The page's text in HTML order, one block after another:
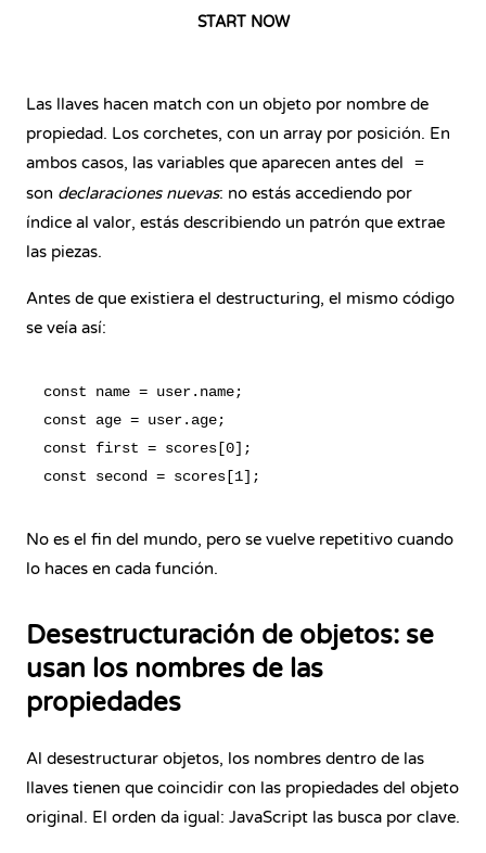
START NOW
Las llaves hacen match con un objeto por nombre de
propiedad. Los corchetes, con un array por posición. En
ambos casos, las variables que aparecen antes del
=
son declaraciones nuevas: no estás accediendo por
índice al valor, estás describiendo un patrón que extrae
las piezas.
Antes de que existiera el destructuring, el mismo código
se veía así:
const name = user.name;
const age = user.age;
const first = scores[0];
No es el fin del mundo, pero se vuelve repetitivo cuando
lo haces en cada función.
Desestructuración de objetos: se
usan los nombres de las
propiedades
Al desestructurar objetos, los nombres dentro de las
llaves tienen que coincidir con las propiedades del objeto
original. El orden da igual: JavaScript las busca por clave.